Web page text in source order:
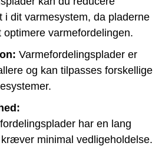
i dit varmesystem, da pladerne
varmefordelingen.
Varmefordelingsplader er
og kan tilpasses forskellige
har en lang
minimal vedligeholdelse.